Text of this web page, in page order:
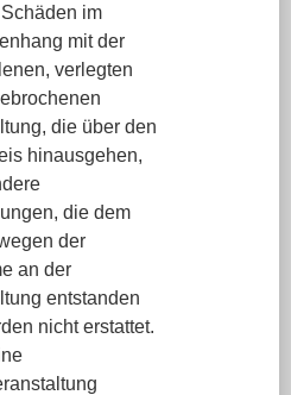
im
mit der
verlegten
die über den
hinausgehen,
die dem
der
an der
entstanden
nicht erstattet.